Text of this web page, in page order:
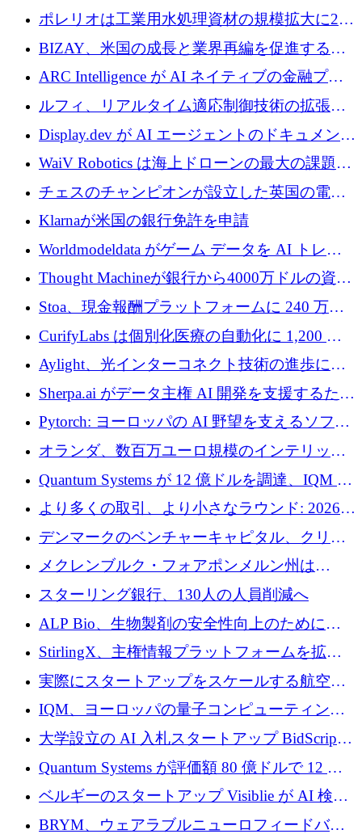
1,000 万人のユーザーに到達し、Whering が
700 万ドルを獲得
ポレリオは工業用水処理資材の規模拡大に240
万ユーロを確保
BIZAY、米国の成長と業界再編を促進するた
めに5,500万ドルを確保
ARC Intelligence が AI ネイティブの金融プラ
ットフォームを拡大するために 400 万ユーロ
ルフィ、リアルタイム適応制御技術の拡張に
810万ポンドを確保
Display.dev が AI エージェントのドキュメント
コラボレーションを強化するために 47 万ユー
WaiV Robotics は海上ドローンの最大の課題の
1 つをどのように解決しているか
チェスのチャンピオンが設立した英国の電池
材料スタートアップ TaiSan が 465 万ポンドを
Klarnaが米国の銀行免許を申請
Worldmodeldata がゲーム データを AI トレー
ニングに変えるために 700 万ポンドを獲得
Thought Machineが銀行から4000万ドルの資金
調達、年間収益1億ドルを突破
Stoa、現金報酬プラットフォームに 240 万ド
ルを確保
CurifyLabs は個別化医療の自動化に 1,200 万
ユーロを寄付
Aylight、光インターコネクト技術の進歩に向
けて450万ユーロのプレシードラウンドを終了
Sherpa.ai がデータ主権 AI 開発を支援するため
に 1,800 万ドルを調達
Pytorch: ヨーロッパの AI 野望を支えるソフト
ウェア層
オランダ、数百万ユーロ規模のインテリック
との提携で軍用ドローンにソフトウェアファ
ースト戦略を採用
Quantum Systems が 12 億ドルを調達、IQM が
米国の主要取引所で初の欧州量子企業とな
る、6 月に欧州のスタートアップ資金調達
より多くの取引、より小さなラウンド: 2026
年 6 月に欧州のスタートアップ資金調達
デンマークのベンチャーキャピタル、クリメ
ンタム・キャピタルが気候変動対策ハードウ
ェア投資として初回クローズで6,000万ユーロ
を確保
メクレンブルク・フォアポンメルン州は
Nextcloud を州全体に展開し、オープンソース
戦略を拡大
スターリング銀行、130人の人員削減へ
ALP Bio、生物製剤の安全性向上のために
Venture Kick から 16 万 1,000 ユーロを調達
StirlingX、主権情報プラットフォームを拡張
するためにシリーズ A で 2,000 万ドルを確保
実際にスタートアップをスケールする航空イ
ノベーション モデルを学ぶ
IQM、ヨーロッパの量子コンピューティング
企業として初めて米国の主要取引所に上場
大学設立の AI 入札スタートアップ BidScript
がプレシード資金総額 100 万ドルを突破
Quantum Systems が評価額 80 億ドルで 12 億
ドルを調達
ベルギーのスタートアップ Visiblie が AI 検索
の可視化のために 50 万ユーロを調達
BRYM、ウェアラブルニューロフィードバッ